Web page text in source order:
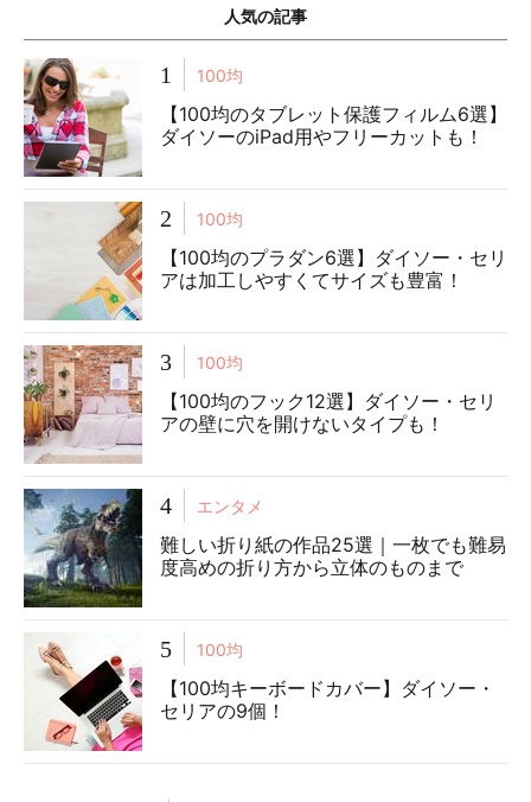
人気の記事
1 100均
【100均のタブレット保護フィルム6選】
ダイソーのiPad用やフリーカットも！
2 100均
【100均のプラダン6選】ダイソー・セリ
アは加工しやすくてサイズも豊富！
3 100均
【100均のフック12選】ダイソー・セリ
アの壁に穴を開けないタイプも！
4 エンタメ
難しい折り紙の作品25選｜一枚でも難易
度高めの折り方から立体のものまで
5 100均
【100均キーボードカバー】ダイソー・
セリアの9個！